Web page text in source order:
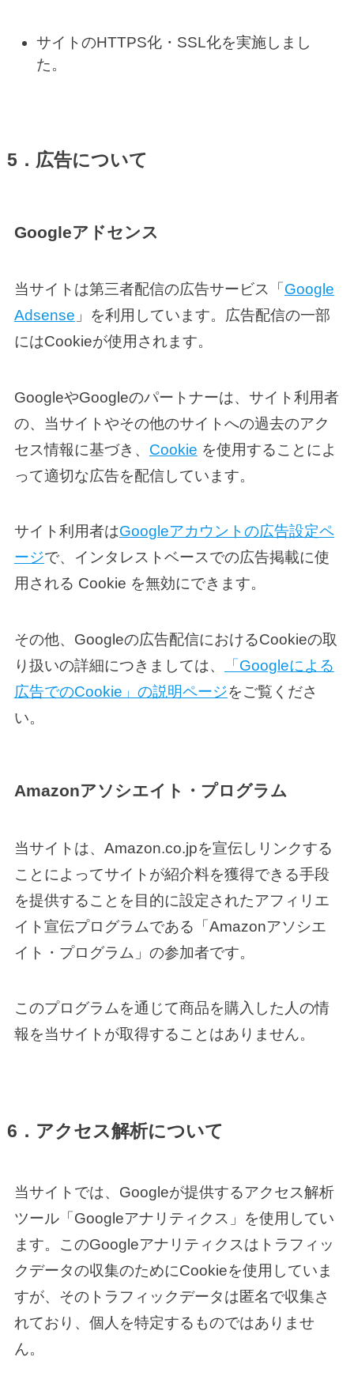
サイトのHTTPS化・SSL化を実施しまし
た。
5．広告について
Googleアドセンス
当サイトは第三者配信の広告サービス「 Google
Adsense 」を利用しています。広告配信の一部
にはCookieが使用されます。
GoogleやGoogleのパートナーは、サイト利用者
の、当サイトやその他のサイトへの過去のアク
セス情報に基づき、 Cookie を使用することによ
って適切な広告を配信しています。
サイト利用者はGoogleアカウントの広告設定ペ
ージで、インタレストベースでの広告掲載に使
用される Cookie を無効にできます。
その他、Googleの広告配信におけるCookieの取
り扱いの詳細につきましては、
「Googleによる
広告でのCookie」の説明ページをご覧くださ
い。
Amazonアソシエイト・プログラム
当サイトは、Amazon.co.jpを宣伝しリンクする
ことによってサイトが紹介料を獲得できる手段
を提供することを目的に設定されたアフィリエ
イト宣伝プログラムである「Amazonアソシエ
イト・プログラム」の参加者です。
このプログラムを通じて商品を購入した人の情
報を当サイトが取得することはありません。
6．アクセス解析について
当サイトでは、Googleが提供するアクセス解析
ツール「Googleアナリティクス」を使用してい
ます。このGoogleアナリティクスはトラフィッ
クデータの収集のためにCookieを使用していま
すが、そのトラフィックデータは匿名で収集さ
れており、個人を特定するものではありませ
ん。